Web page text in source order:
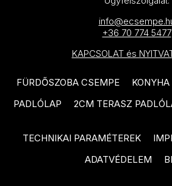
TUBADZIN Zien Terrazzo
termékcsalád
TUBADZIN Moor termékcsalád
TUBADZIN Cielo e Terra
PIEMME Geostone
PIEMME Majestic termékcsalád
PIEMME Materia termékcsalád
PIEMME Castlestone
+36 70 774 5477
KAPCSOLAT és
FÜRDŐSZOBA CSEMPE
PADLÓLAP
2CM TERASZ
TECHNIKAI PARAMÉTEREK
ADATVÉDELEM